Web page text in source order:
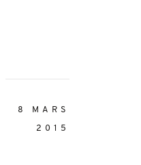
8 MARS
2015